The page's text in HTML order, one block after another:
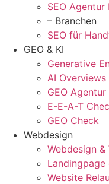
SEO Agentur
– Branchen
SEO für
GEO & KI
Generative
AI Overviews
GEO Agentur
E-E-A-T
GEO Check
Webdesign
Webdesign
Landingpage
Website